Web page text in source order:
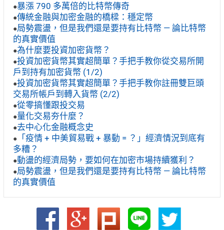
●暴漲 790 多萬倍的比特幣傳奇
●傳統金融與加密金融的橋樑：穩定幣
●局勢震盪，但是我們還是要持有比特幣 — 論比特幣
的真實價值
●為什麼要投資加密貨幣？
●投資加密貨幣其實超簡單？手把手教你從交易所開
戶到持有加密貨幣 (1/2)
●投資加密貨幣其實超簡單？手把手教你註冊雙巨頭
交易所帳戶到轉入貨幣 (2/2)
●從零搞懂跟投交易
●量化交易夯什麼？
●去中心化金融概念史
●「疫情 + 中美貿易戰 + 暴動 = ？」經濟情況到底有
多糟？
●動盪的經濟局勢，要如何在加密市場持續獲利？
●局勢震盪，但是我們還是要持有比特幣 — 論比特幣
的真實價值